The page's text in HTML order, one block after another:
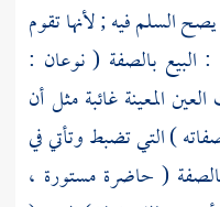
السلم فيه ; لأنها تقوم
البيع بالصفة ( نوعان :
المعينة غائبة مثل أن
) التي تضبط وتأتي في
( حاضرة مستورة ،